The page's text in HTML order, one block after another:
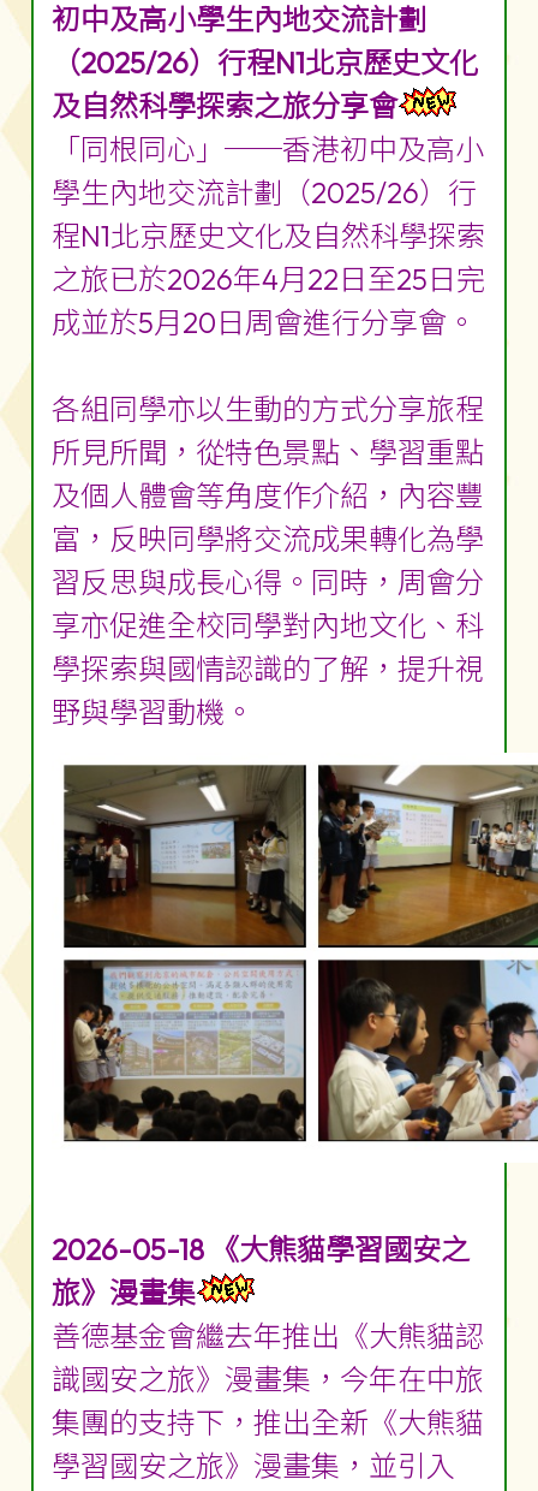
初中及高小學生內地交流計劃
（2025/26）行程N1北京歷史文化
及自然科學探索之旅分享會
「同根同心」──香港初中及高小
學生內地交流計劃（2025/26）行
程N1北京歷史文化及自然科學探索
之旅已於2026年4月22日至25日完
成並於5月20日周會進行分享會。
各組同學亦以生動的方式分享旅程
所見所聞，從特色景點、學習重點
及個人體會等角度作介紹，內容豐
富，反映同學將交流成果轉化為學
習反思與成長心得。同時，周會分
享亦促進全校同學對內地文化、科
學探索與國情認識的了解，提升視
野與學習動機。
2026-05-18 《大熊貓學習國安之
旅》漫畫集
善德基金會繼去年推出《大熊貓認
識國安之旅》漫畫集，今年在中旅
集團的支持下，推出全新《大熊貓
學習國安之旅》漫畫集，並引入